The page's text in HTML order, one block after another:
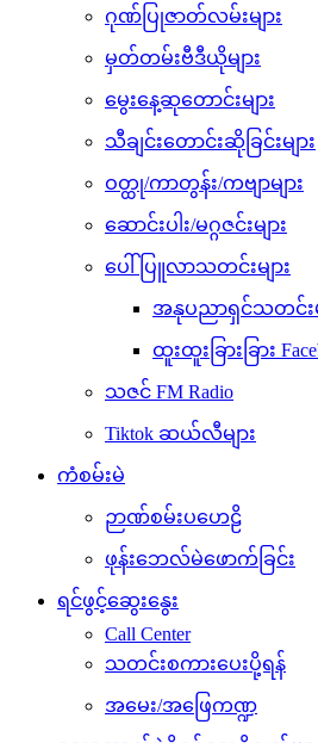
ဂုဏ်ပြုဇာတ်လမ်းများ
မှတ်တမ်းဗီဒီယိုများ
မွေးနေ့ဆုတောင်းများ
သီချင်းတောင်းဆိုခြင်းများ
ဝတ္ထု/ကာတွန်း/ကဗျာများ
ဆောင်းပါး/မဂ္ဂဇင်းများ
ပေါ်ပြူလာသတင်းများ
အနုပညာရှင်သတင်းမ
ထူးထူးခြားခြား
သဇင် FM Radio
Tiktok ဆယ်လီများ
ကံစမ်းမဲ
ဉာဏ်စမ်းပဟေဠိ
ဖုန်းဘေလ်မဲဖောက်ခြင်း
ရင်ဖွင့်ဆွေးနွေး
Call Center
သတင်းစကားပေးပို့ရန်
အမေး/အဖြေကဏ္ဍ